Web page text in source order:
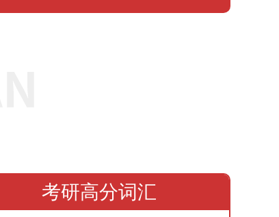
考研高分词汇